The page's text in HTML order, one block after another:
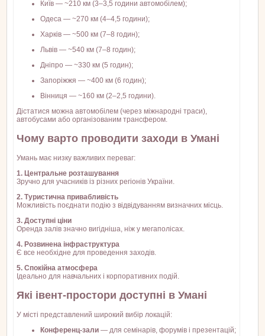
Київ — ~210 км (3–3,5 години автомобілем);
Одеса — ~270 км (4–4,5 години);
Харків — ~500 км (7–8 годин);
Львів — ~540 км (7–8 годин);
Дніпро — ~330 км (5 годин);
Запоріжжя — ~400 км (6 годин);
Вінниця — ~160 км (2–2,5 години).
Дістатися можна автомобілем (через міжнародні траси),
автобусами або організованим трансфером.
Чому варто проводити заходи в Умані
Умань має низку важливих переваг:
1. Центральне розташування
Зручно для учасників із різних регіонів України.
2. Туристична привабливість
Можливість поєднати подію з відвідуванням визначних місць.
3. Доступні ціни
Оренда залів значно вигідніша, ніж у мегаполісах.
4. Розвинена інфраструктура
Є все необхідне для проведення заходів.
5. Спокійна атмосфера
Ідеально для навчальних і корпоративних подій.
Які івент-простори доступні в Умані
У місті представлений широкий вибір локацій:
Конференц-зали — для семінарів, форумів і презентацій;